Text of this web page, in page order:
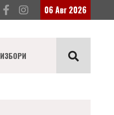
06 Авг 2026
ИЗБОРИ